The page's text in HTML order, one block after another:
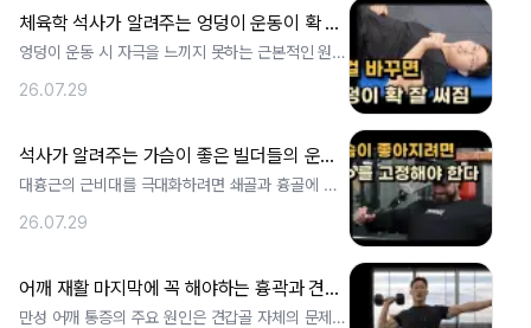
체육학 석사가 알려주는 엉덩이 운동이 확 잘 되는 '이것'의 비밀
엉덩이 운동 시 자극을 느끼지 못하는 근본적인 원인
26.07.29
석사가 알려주는 가슴이 좋은 빌더들의 운동 핵심
대흉근의 근비대를 극대화하려면 쇄골과 흉골에 위
26.07.29
어깨 재활 마지막에 꼭 해야하는 흉곽과 견갑골 협응을 만드는 동작
만성 어깨 통증의 주요 원인은 견갑골 자체의 문제보